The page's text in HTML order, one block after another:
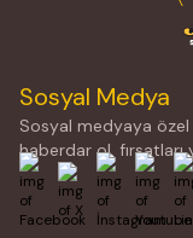
Sosyal Medya
Sosyal medyaya
haberdar ol, fırsatları
Facebook
X İnstagram